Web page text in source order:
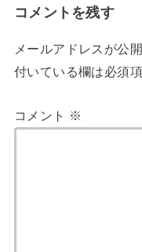
コメントを残す
メールアドレスが公
付いている欄は必須
コメント ※